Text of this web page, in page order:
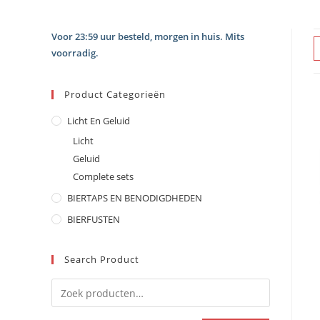
Voor 23:59 uur besteld, morgen in huis. Mits
voorradig.
Product Categorieën
Licht En Geluid
Licht
Geluid
Complete sets
BIERTAPS EN BENODIGDHEDEN
BIERFUSTEN
Search Product